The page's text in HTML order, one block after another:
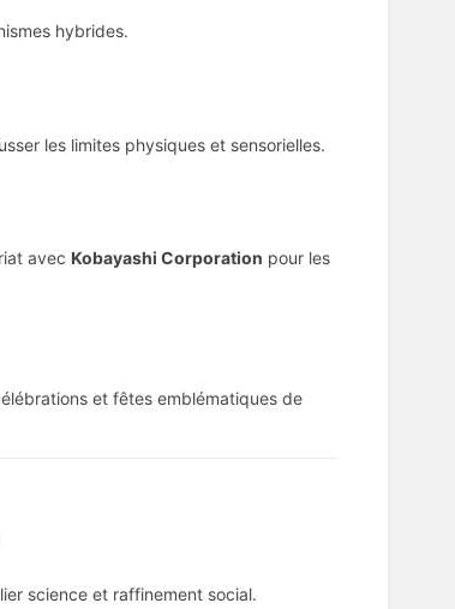
hybrides.
les limites physiques et sensorielles.
avec Kobayashi Corporation pour les
et fêtes emblématiques de
science et raffinement social.